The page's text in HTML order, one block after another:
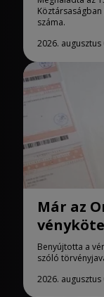
száma.
2026. augusztus
Már az
Benyújtotta a
szóló
2026. augusztus